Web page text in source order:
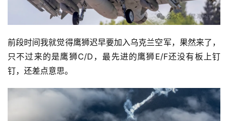
前段时间我就觉得鹰狮迟早要加入乌克兰空军，果然来了，
只不过来的是鹰狮C/D，最先进的鹰狮E/F还没有板上钉
钉，还差点意思。